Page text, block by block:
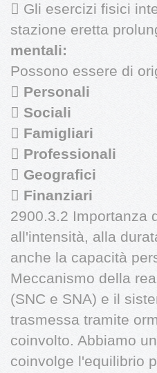
 Gli esercizi fisici
stazione eretta
mentali:
Possono essere di
 Personali
 Sociali
 Famigliari
 Professionali
 Geografici
 Finanziari
2900.3.2 Importanza
all'intensità, alla
anche la capacità
Meccanismo della
(SNC e SNA) e il
trasmessa tramite
coinvolto. Abbiamo
coinvolge l'equilibrio